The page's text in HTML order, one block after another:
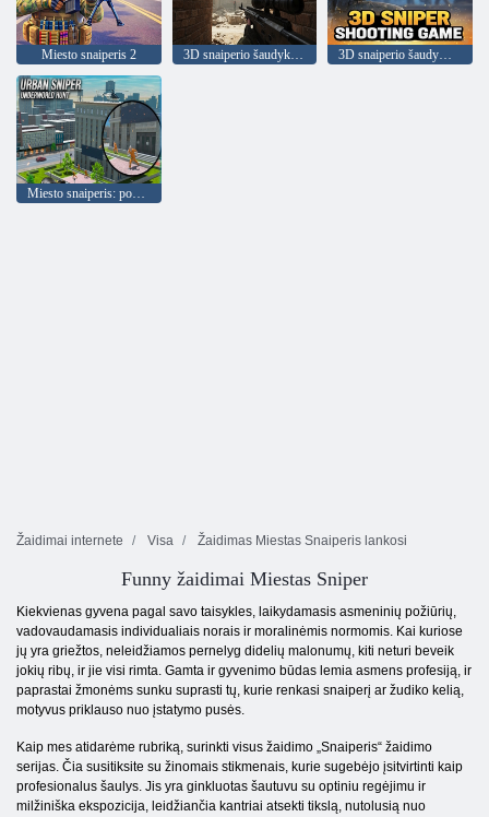
Miesto snaiperis 2 3D snaiperio šaudyklės neprisijungus šaudymo žaidimai 3D snaiperio šaudymo žaidimas
Miesto snaiperis: požemio medžioklė
Žaidimai internete Visa Žaidimas Miestas Snaiperis lankosi
Funny žaidimai Miestas Sniper
Kiekvienas gyvena pagal savo taisykles, laikydamasis asmeninių požiūrių,
vadovaudamasis individualiais norais ir moralinėmis normomis. Kai kuriose
jų yra griežtos, neleidžiamos pernelyg didelių malonumų, kiti neturi beveik
jokių ribų, ir jie visi rimta. Gamta ir gyvenimo būdas lemia asmens profesiją, ir
paprastai žmonėms sunku suprasti tų, kurie renkasi snaiperį ar žudiko kelią,
motyvus priklauso nuo įstatymo pusės.
Kaip mes atidarėme rubriką, surinkti visus žaidimo „Snaiperis“ žaidimo
serijas. Čia susitiksite su žinomais stikmenais, kurie sugebėjo įsitvirtinti kaip
profesionalus šaulys. Jis yra ginkluotas šautuvu su optiniu regėjimu ir
milžiniška ekspozicija, leidžiančia kantriai atsekti tikslą, nutolusią nuo